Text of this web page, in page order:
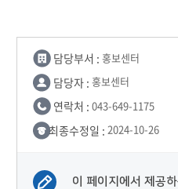
담당부서 : 홍보센터
담당자 : 홍보센터
연락처 : 043-649-1175
최종수정일 : 2024-10-26
이 페이지에서 제공